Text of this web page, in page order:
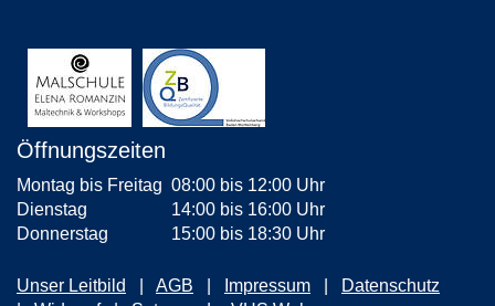
Öffnungszeiten
Montag bis Freitag 08:00 bis 12:00 Uhr
Dienstag
14:00 bis 16:00 Uhr
Donnerstag
15:00 bis 18:30 Uhr
Unser Leitbild AGB Impressum
Datenschutz